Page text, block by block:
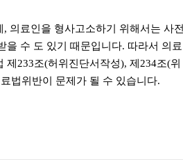
의료인을 형사고소하기 위해서는 사전
수 도 있기 때문입니다. 따라서 의료
233조(허위진단서작성), 제234조(위
법위반이 문제가 될 수 있습니다.